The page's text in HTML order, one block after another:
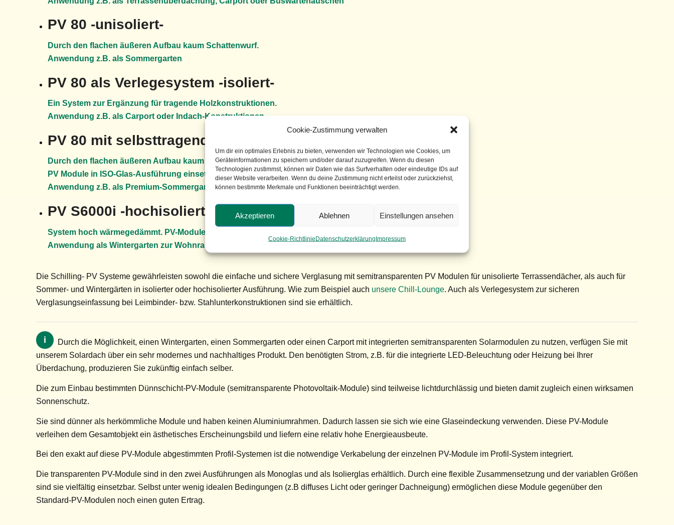
Cookie-Zustimmung verwalten
Um dir ein optimales Erlebnis zu bieten, verwenden wir Technologien wie Cookies, um
Geräteinformationen zu speichern und/oder darauf zuzugreifen. Wenn du diesen
Technologien zustimmst, können wir Daten wie das Surfverhalten oder eindeutige IDs auf
dieser Website verarbeiten. Wenn du deine Zustimmung nicht erteilst oder zurückziehst,
können bestimmte Merkmale und Funktionen beeinträchtigt werden.
Akzeptieren Ablehnen Einstellungen ansehen
Cookie-RichtlinieDatenschutzerklärungImpressum
PV 80 -unisoliert-
Durch den flachen äußeren Aufbau kaum Schattenwurf.
Anwendung z.B. als Sommergarten
PV 80 als Verlegesystem -isoliert-
Ein System zur Ergänzung für tragende Holzkonstruktionen.
Anwendung z.B. als Carport oder Indach-Konstruktionen
PV 80 mit selbsttragender innenliegender Statik -isoliert-
Durch den flachen äußeren Aufbau kaum Schattenwurf. Komplett isoliertes System.
PV Module in ISO-Glas-Ausführung einsetzbar.
Anwendung z.B. als Premium-Sommergarten oder Wintergarten
PV S6000i -hochisoliert-
System hoch wärmegedämmt. PV-Module in 3-fach-ISO-Glas-Ausführung.
Anwendung als Wintergarten zur Wohnraumerweiterung
Die Schilling- PV Systeme gewährleisten sowohl die einfache und sichere Verglasung mit semitransparenten PV Modulen für unisolierte Terrassendächer, als auch für
Sommer- und Wintergärten in isolierter oder hochisolierter Ausführung. Wie zum Beispiel auch unsere Chill-Lounge. Auch als Verlegesystem zur sicheren
Verglasungseinfassung bei Leimbinder- bzw. Stahlunterkonstruktionen sind sie erhältlich.
i
Durch die Möglichkeit, einen Wintergarten, einen Sommergarten oder einen Carport mit integrierten semitransparenten Solarmodulen zu nutzen, verfügen Sie mit
unserem Solardach über ein sehr modernes und nachhaltiges Produkt. Den benötigten Strom, z.B. für die integrierte LED-Beleuchtung oder Heizung bei Ihrer
Überdachung, produzieren Sie zukünftig einfach selber.
Die zum Einbau bestimmten Dünnschicht-PV-Module (semitransparente Photovoltaik-Module) sind teilweise lichtdurchlässig und bieten damit zugleich einen wirksamen
Sonnenschutz.
Sie sind dünner als herkömmliche Module und haben keinen Aluminiumrahmen. Dadurch lassen sie sich wie eine Glaseindeckung verwenden. Diese PV-Module
verleihen dem Gesamtobjekt ein ästhetisches Erscheinungsbild und liefern eine relativ hohe Energieausbeute.
Bei den exakt auf diese PV-Module abgestimmten Profil-Systemen ist die notwendige Verkabelung der einzelnen PV-Module im Profil-System integriert.
Die transparenten PV-Module sind in den zwei Ausführungen als Monoglas und als Isolierglas erhältlich. Durch eine flexible Zusammensetzung und der variablen Größen
sind sie vielfältig einsetzbar. Selbst unter wenig idealen Bedingungen (z.B diffuses Licht oder geringer Dachneigung) ermöglichen diese Module gegenüber den
Standard-PV-Modulen noch einen guten Ertrag.